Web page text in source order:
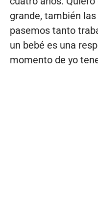
grande, también
pasemos tanto
un bebé es una
momento de yo